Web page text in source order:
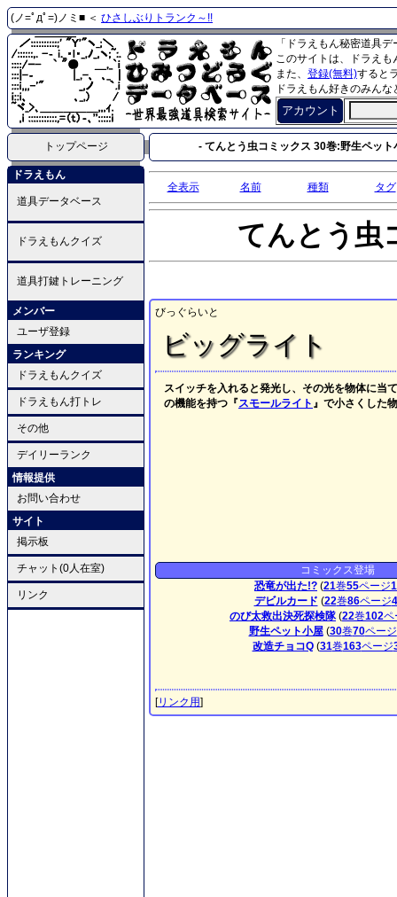
(ノ=ﾟдﾟ=)ノミ■ ＜ ひさしぶりトランク～!!
「ドラえもん秘密道具
このサイトは、ドラえ
また、 登録(無料)すると
ドラえもん好きのみん
アカウント
トップページ - てんとう虫コミックス 30巻:野生ペッ
ドラえもん
道具データベース
ドラえもんクイズ
道具打鍵トレーニング
メンバー
ユーザ登録
ランキング
ドラえもんクイズ
ドラえもん打トレ
その他
デイリーランク
情報提供
お問い合わせ
サイト
掲示板
チャット(0人在室)
リンク
全表示 名前 種類 タグ
てんとう虫
びっぐらいと
ビッグライト
スイッチを入れると発光し、その光を物体に当
の機能を持つ『スモールライト 』で小さくした
コミックス登場
恐竜が出た!? (21巻55ページ1
デビルカード (22巻86ページ4
のび太救出決死探検隊(22巻102ペ
野生ペット小屋(30巻70ページ
改造チョコQ(31巻163ページ
[リンク用]